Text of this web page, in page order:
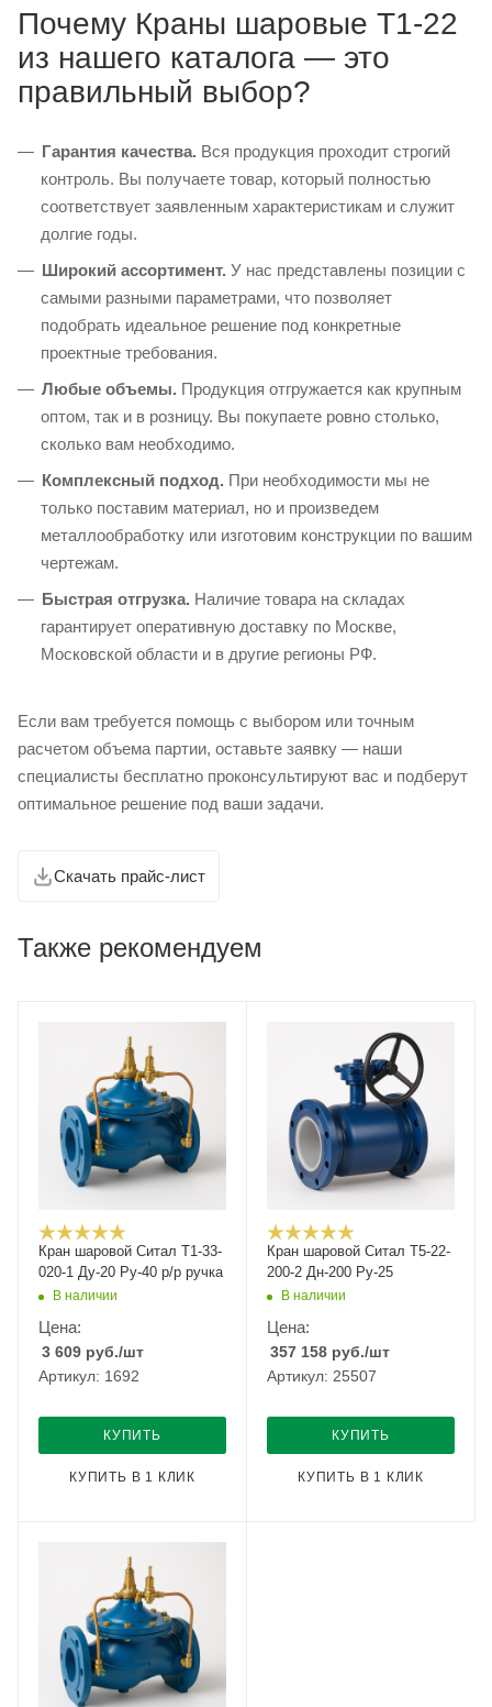
Почему Краны шаровые T1-22
из нашего каталога — это
правильный выбор?
Гарантия качества. Вся продукция проходит строгий
контроль. Вы получаете товар, который полностью
соответствует заявленным характеристикам и служит
долгие годы.
Широкий ассортимент. У нас представлены позиции с
самыми разными параметрами, что позволяет
подобрать идеальное решение под конкретные
проектные требования.
Любые объемы. Продукция отгружается как крупным
оптом, так и в розницу. Вы покупаете ровно столько,
сколько вам необходимо.
Комплексный подход. При необходимости мы не
только поставим материал, но и произведем
металлообработку или изготовим конструкции по вашим
чертежам.
Быстрая отгрузка. Наличие товара на складах
гарантирует оперативную доставку по Москве,
Московской области и в другие регионы РФ.
Если вам требуется помощь с выбором или точным
расчетом объема партии, оставьте заявку — наши
специалисты бесплатно проконсультируют вас и подберут
оптимальное решение под ваши задачи.
Скачать прайс-лист
Также рекомендуем
Кран шаровой Cитал T1-33-
020-1 Ду-20 Ру-40 р/р ручка
В наличии
Цена:
3 609 руб./шт
Артикул: 1692
КУПИТЬ
КУПИТЬ В 1 КЛИК
Кран шаровой Ситал T5-22-
200-2 Дн-200 Ру-25
В наличии
Цена:
357 158 руб./шт
Артикул: 25507
КУПИТЬ
КУПИТЬ В 1 КЛИК